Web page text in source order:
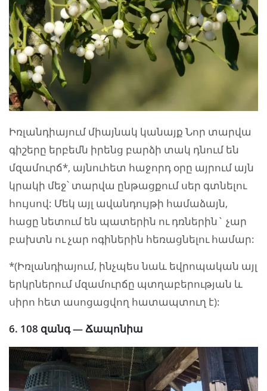
Իռլանդիայում միայնակ կանայք Նոր տարվա
գիշերը երբեմն իրենց բարձի տակ դնում են
մզամուրճ*, այնուհետ հաջորդ օրը այրում այն
կրակի մեջ՝ տարվա ընթացքում սեր գտնելու
հույսով: Մեկ այլ ավանդույթի համաձայն,
հացը նետում են պատերին ու դռներին` չար
բախտն ու չար ոգիներին հեռացնելու համար:
*(Իռլանդիայում, ինչպես նաև եվրոպական այլ
երկրներում մզամուրճը պտղաբերության և
սիրո հետ ասոցացվող հատապտուղ է):
6. 108 զանգ — Ճապոնիա